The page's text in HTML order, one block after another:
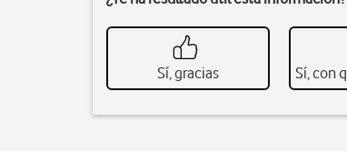
Sí, gracias Sí, con